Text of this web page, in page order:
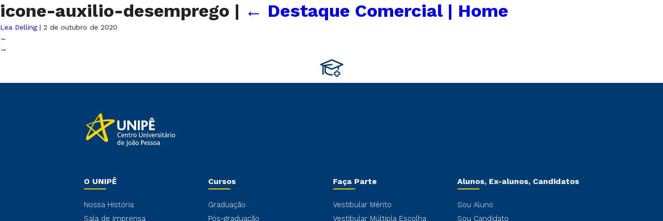
icone-auxilio-desemprego | ← Destaque Comercial | Home
Lea Delling | 2 de outubro de 2020
←
→
O UNIPÊ
Nossa História
Sala de Imprensa
Cursos
Graduação
Pós-graduação
Faça Parte
Vestibular Mérito
Vestibular Múltipla Escolha
Alunos, Ex-alunos, Candidatos
Sou Aluno
Sou Candidato